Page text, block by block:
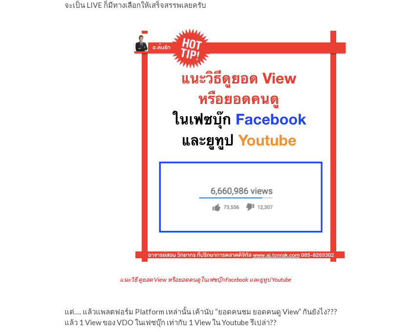
จะเป็น LIVE ก็มีทางเลือกให้เสร็จสรรพเลยครับ
แนะวิธี ดูยอด View หรือยอดคนดูในเฟซบุ๊ก Facebook และยูทูป Youtube
แต่…. แล้วแพลตฟอร์ม Platform เหล่านั้น เค้านับ “ยอดคนชม ยอดคนดู View” กันยังไง???
แล้ว 1 View ของ VDO ในเฟซบุ๊ก เท่ากับ 1 View ใน Youtube รึเปล่า??